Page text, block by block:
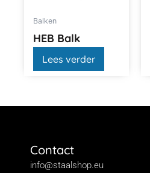
Balken
HEB Balk
Lees verder
Contact
info@staalshop.eu